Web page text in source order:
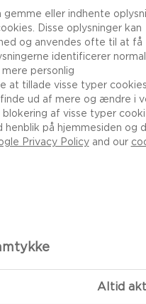
gemme eller indhente
Disse oplysninger kan
og anvendes ofte til at få
identificerer
personlig
at tillade visse typer
ud af mere og ændre i
af visse typer
på hjemmesiden og
Privacy Policyand our
Altid